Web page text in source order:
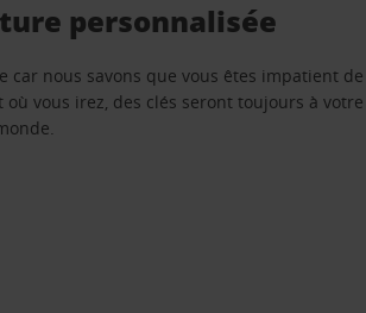
personnalisée
nous savons que vous êtes impatient de
vous irez, des clés seront toujours à votre